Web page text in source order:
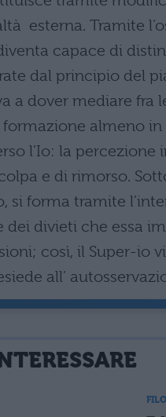
esterna. Tramite
capace di
dal principio del
a dover mediare fra
almeno
l’Io: la
e di rimorso.
si forma tramite
dei divieti che essa
così, il Super-io
all’